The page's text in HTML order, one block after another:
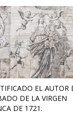
EL AUTOR
DE LA VIRGEN
DE 1721.